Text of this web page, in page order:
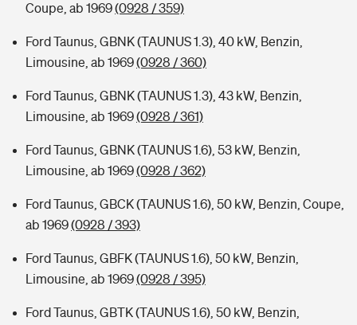
Coupe, ab 1969(0928 / 359)
Ford Taunus, GBNK (TAUNUS 1.3), 40 kW, Benzin,
Limousine, ab 1969(0928 / 360)
Ford Taunus, GBNK (TAUNUS 1.3), 43 kW, Benzin,
Limousine, ab 1969(0928 / 361)
Ford Taunus, GBNK (TAUNUS 1.6), 53 kW, Benzin,
Limousine, ab 1969(0928 / 362)
Ford Taunus, GBCK (TAUNUS 1.6), 50 kW, Benzin, Coupe,
ab 1969(0928 / 393)
Ford Taunus, GBFK (TAUNUS 1.6), 50 kW, Benzin,
Limousine, ab 1969(0928 / 395)
Ford Taunus, GBTK (TAUNUS 1.6), 50 kW, Benzin,